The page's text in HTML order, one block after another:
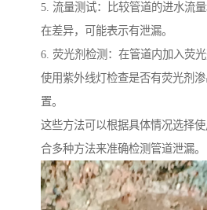
5. 流量测试：比较管道的进水流
在差异，可能表示有泄漏。
6. 荧光剂检测：在管道内加入荧
使用紫外线灯检查是否有荧光剂
置。
这些方法可以根据具体情况选择
合多种方法来准确检测管道泄漏。